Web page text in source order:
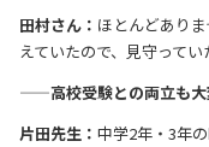
田村さん： ほとんどあり
えていたので、見守ってい
——高校受験との両立も大
片田先生：中学2年・3年